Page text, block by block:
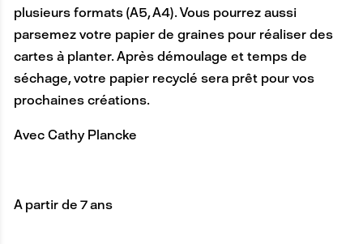
plusieurs formats (A5, A4). Vous pourrez aussi
parsemez votre papier de graines pour réaliser des
cartes à planter. Après démoulage et temps de
séchage, votre papier recyclé sera prêt pour vos
prochaines créations.
Avec Cathy Plancke
A partir de 7 ans